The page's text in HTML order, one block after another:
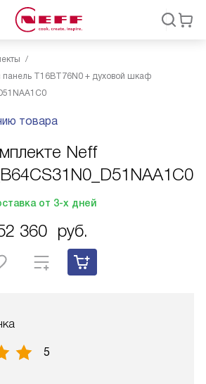
панель T16BT76N0 + духовой шкаф
товара
Neff
от 3-х дней
360 руб.
5